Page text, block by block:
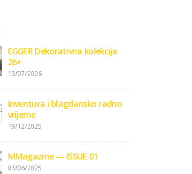
EGGER Dekorativna kolekcija
26+
13/07/2026
Inventura i blagdansko radno
vrijeme
19/12/2025
MMagazine — ISSUE 01
03/06/2025